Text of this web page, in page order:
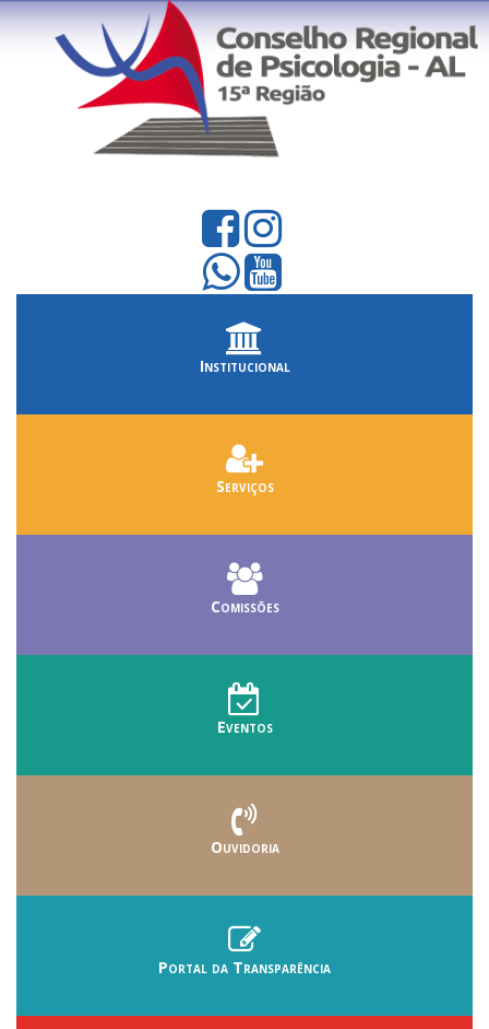
Institucional
Serviços
Comissões
Eventos
Ouvidoria
Portal da Transparência